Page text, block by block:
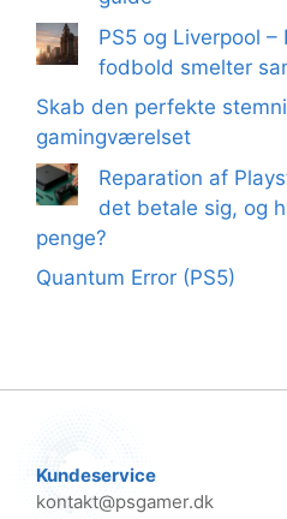
PS5 og Liverpool –
fodbold smelter
Skab den perfekte
gamingværelset
Reparation af
det betale sig, og
penge?
Quantum Error (PS5)
Kundeservice
kontakt@psgamer.dk